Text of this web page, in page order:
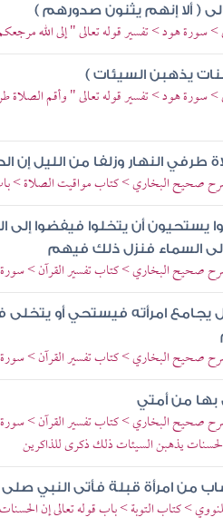
( ألا إنهم يثنون صدورهم )
> سورة هود > تفسير قوله تعالى " إلى الله
يذهبن السيئات )
> سورة هود > تفسير قوله تعالى " وأقم الصلاة
طرفي النهار وزلفا من الليل إن
صحيح البخاري > كتاب مواقيت الصلاة >
يستحيون أن يتخلوا فيفضوا
السماء فنزل ذلك فيهم
صحيح البخاري > كتاب تفسير القرآن > سورة
يجامع امرأته فيستحي أو يتخلى
صحيح البخاري > كتاب تفسير القرآن > سورة
من أمتي
صحيح البخاري > كتاب تفسير القرآن > سورة
يذهبن السيئات ذلك ذكرى للذاكرين
من امرأة قبلة فأتى النبي
> كتاب التوبة > باب قوله تعالى إن